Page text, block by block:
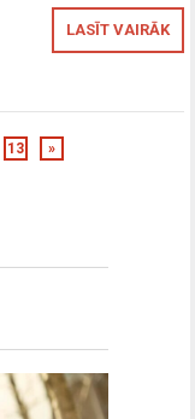
LASĪT VAIRĀK
13 »